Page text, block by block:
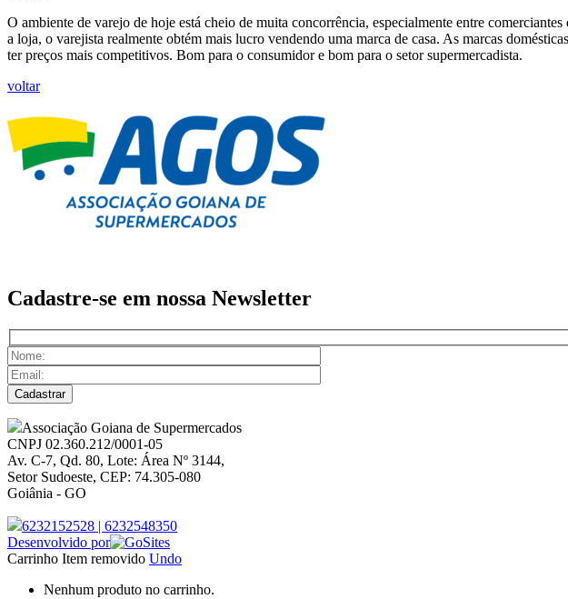
O ambiente de varejo de hoje está cheio de muita concorrência, especialmente entre
a loja, o varejista realmente obtém mais lucro vendendo uma marca de casa. As marcas
ter preços mais competitivos. Bom para o consumidor e bom para o setor supermercadista.
voltar
Cadastre-se em nossa Newsletter
Associação Goiana de Supermercados
CNPJ 02.360.212/0001-05
Av. C-7, Qd. 80, Lote: Área Nº 3144,
Setor Sudoeste, CEP: 74.305-080
Goiânia - GO
6232152528 | 6232548350
Desenvolvido por
Carrinho Item removido Undo
Nenhum produto no carrinho.